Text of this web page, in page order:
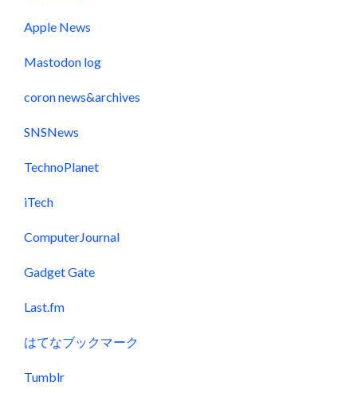
Apple News
Mastodon log
coron news&archives
SNSNews
TechnoPlanet
iTech
ComputerJournal
Gadget Gate
Last.fm
はてなブックマーク
Tumblr